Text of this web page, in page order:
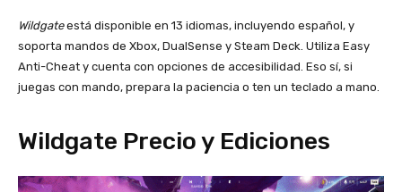
Wildgateestá disponible en 13 idiomas, incluyendo español, y
soporta mandos de Xbox, DualSense y Steam Deck. Utiliza Easy
Anti-Cheat y cuenta con opciones de accesibilidad. Eso sí, si
juegas con mando, prepara la paciencia o ten un teclado a mano.
Wildgate Precio y Ediciones